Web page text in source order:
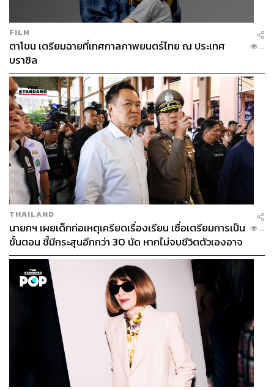
8. Aesop A Curious Connection (2,100 บาท)
Aesop เป็นหนึ่งในแบรนด์ที่สร้างความประทับใจในการ
สร้างสรรค์บรรจุภัณฑ์ ผ่านงานดีไซน์ของศิลปินจากหลาย
แขนงที่หมุนเวียนเปลี่ยนไปเรื่อยๆ ครั้งนี้ Aesop ดึงดูดเราด้วย
ดีไซน์ชุดคิตของขวัญคอลเล็กชันใหม่ในธีม Atlas of
Attraction (แผนที่แห่งแรงจูงใจ) บนกล่องของขวัญมีลวดลาย
จากเสื้อผ้าชั้นสูงของดีไซเนอร์หญิงนาม ไอริส วาน เฮอร์เพน
ที่มาร่วมออกแบบ และตกแต่งชุดคิตแต่ละชุดผ่านเทคนิค
เฉพาะตัวของไอริส จนกลายเป็นเซตสุดพิเศษที่ทั้งแปลกตา
และน่าสะสม สำหรับเซตนี้ประกอบด้วยไอเท็มยอดนิยมอย่าง
Geranium Leaf Body Cleanser และ Rind Concentrate
Body Balm
FILM
ตาโขน เตรียมฉายที่เทศกาลภาพยนตร์ไทย ณ ประเทศ
บราซิล
...
THAILAND
นายกฯ เผยเด็กก่อเหตุเครียดเรื่องเรียน เชื่อเตรียมการเป็น
ขั้นตอน ชี้มีกระสุนอีกกว่า 30 นัด หากไม่จบชีวิตตัวเองอาจ
สูญเสียเพิ่ม
...